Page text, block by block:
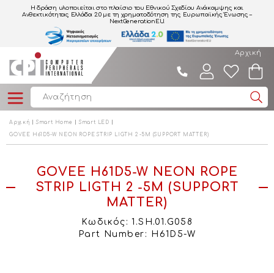
Η δράση υλοποιείται στο πλαίσιο του Εθνικού Σχεδίου Ανάκαμψης και
Ανθεκτικότητας Ελλάδα 2.0με τη χρηματοδότηση της Ευρωπαϊκής Ένωσης –
NextGenerationEU.
Αρχική
Αρχική Smart Home Smart LED
GOVEE H61D5-W NEON ROPE STRIP LIGTH 2 -5M (SUPPORT MATTER)
GOVEE H61D5-W NEON ROPE
STRIP LIGTH 2 -5M (SUPPORT
MATTER)
Κωδικός: 1.SH.01.G058
Part Number: H61D5-W